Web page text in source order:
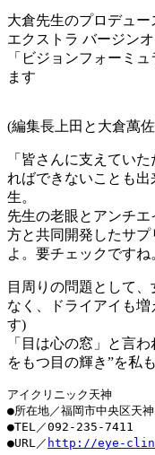
大倉先生のプロデュ
エクストラ バージン
「ビジョンフォーミ
ます
(編集長上田と大倉萬
「皆さんに支えてい
ればできないことも
生。
先生の老眼とアンチ
方と共同開発したサ
よ。要チェックですね
目周りの問題として
なく、ドライアイも
す)
「目は心の窓」と言
をもつ目の輝き”を私
アイクリニック天神
●所在地／福岡市中央区天
●TEL／092-235-7411
●URL／ http://eye-